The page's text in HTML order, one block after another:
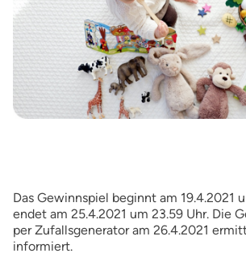
Das Gewinnspiel beginnt am 19.4.2021
endet am 25.4.2021 um 23.59 Uhr. Die
per Zufallsgenerator am 26.4.2021
informiert.